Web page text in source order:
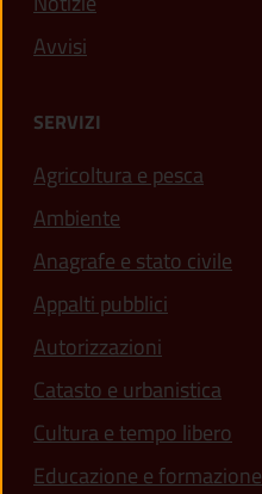
Avvisi
SERVIZI
Agricoltura e pesca
Ambiente
Anagrafe e stato civile
Appalti pubblici
Autorizzazioni
Catasto e urbanistica
Cultura e tempo libero
Educazione e formazione